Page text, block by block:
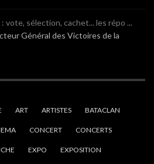
vote, sélection, cachet... les répo ...
Général des Victoires de la
ART ARTISTES BATACLAN
CONCERT CONCERTS
EXPO EXPOSITION